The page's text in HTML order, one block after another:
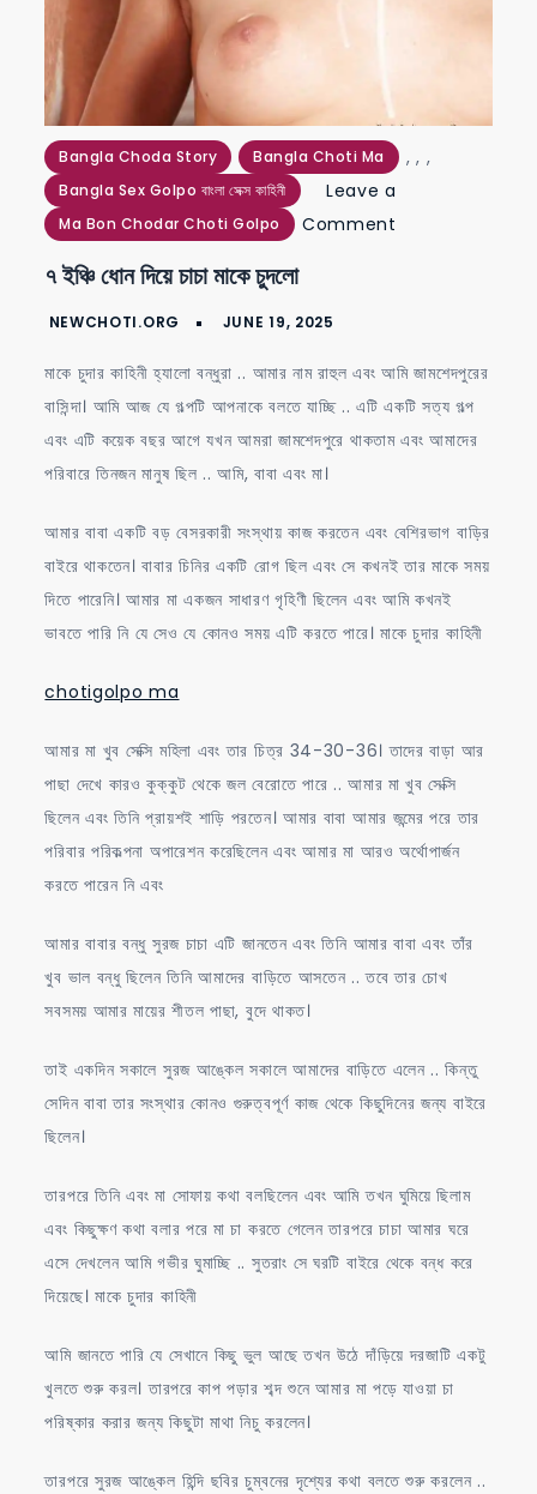
Bangla Choda Story ,
Bangla Choti Ma ,
Bangla Sex Golpo বাংলা সেক্স কাহিনী
,
Ma Bon Chodar Choti Golpo
Leave a
Comment
৭ ইঞ্চি ধোন দিয়ে চাচা মাকে চুদলো
মাকে চুদার কাহিনী হ্যালো বন্ধুরা .. আমার নাম রাহুল এবং আমি জামশেদপুরের
বাসিন্দা। আমি আজ যে গল্পটি আপনাকে বলতে যাচ্ছি .. এটি একটি সত্য গল্প
এবং এটি কয়েক বছর আগে যখন আমরা জামশেদপুরে থাকতাম এবং আমাদের
পরিবারে তিনজন মানুষ ছিল .. আমি, বাবা এবং মা।
আমার বাবা একটি বড় বেসরকারী সংস্থায় কাজ করতেন এবং বেশিরভাগ বাড়ির
বাইরে থাকতেন। বাবার চিনির একটি রোগ ছিল এবং সে কখনই তার মাকে সময়
দিতে পারেনি। আমার মা একজন সাধারণ গৃহিণী ছিলেন এবং আমি কখনই
ভাবতে পারি নি যে সেও যে কোনও সময় এটি করতে পারে। মাকে চুদার কাহিনী
chotigolpo ma
আমার মা খুব সেক্সি মহিলা এবং তার চিত্র 34-30-36। তাদের বাড়া আর
পাছা দেখে কারও কুক্কুট থেকে জল বেরোতে পারে .. আমার মা খুব সেক্সি
ছিলেন এবং তিনি প্রায়শই শাড়ি পরতেন। আমার বাবা আমার জন্মের পরে তার
পরিবার পরিকল্পনা অপারেশন করেছিলেন এবং আমার মা আরও অর্থোপার্জন
করতে পারেন নি এবং
আমার বাবার বন্ধু সুরজ চাচা এটি জানতেন এবং তিনি আমার বাবা এবং তাঁর
খুব ভাল বন্ধু ছিলেন তিনি আমাদের বাড়িতে আসতেন .. তবে তার চোখ
সবসময় আমার মায়ের শীতল পাছা, বুদে থাকত।
তাই একদিন সকালে সুরজ আঙ্কেল সকালে আমাদের বাড়িতে এলেন .. কিন্তু
সেদিন বাবা তার সংস্থার কোনও গুরুত্বপূর্ণ কাজ থেকে কিছুদিনের জন্য বাইরে
ছিলেন।
তারপরে তিনি এবং মা সোফায় কথা বলছিলেন এবং আমি তখন ঘুমিয়ে ছিলাম
এবং কিছুক্ষণ কথা বলার পরে মা চা করতে গেলেন তারপরে চাচা আমার ঘরে
এসে দেখলেন আমি গভীর ঘুমাচ্ছি .. সুতরাং সে ঘরটি বাইরে থেকে বন্ধ করে
দিয়েছে। মাকে চুদার কাহিনী
আমি জানতে পারি যে সেখানে কিছু ভুল আছে তখন উঠে দাঁড়িয়ে দরজাটি একটু
খুলতে শুরু করল। তারপরে কাপ পড়ার শব্দ শুনে আমার মা পড়ে যাওয়া চা
পরিষ্কার করার জন্য কিছুটা মাথা নিচু করলেন।
তারপরে সুরজ আঙ্কেল হিন্দি ছবির চুম্বনের দৃশ্যের কথা বলতে শুরু করলেন ..